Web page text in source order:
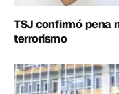
TSJ confirmó pena
terrorismo